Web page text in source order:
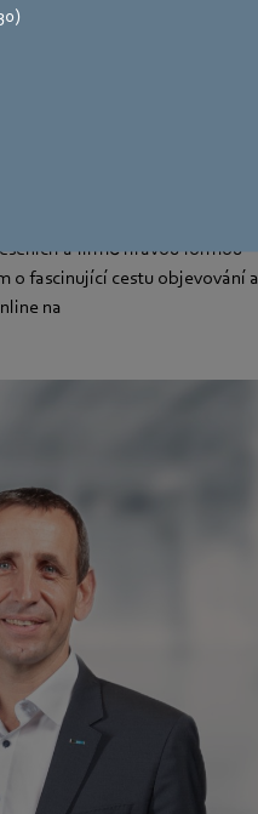
a firmě hravou formou
fascinující cestu objevování a
na